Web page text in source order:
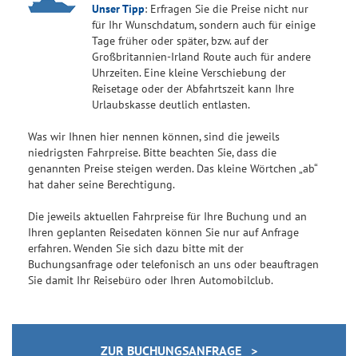
Unser Tipp: Erfragen Sie die Preise nicht nur
für Ihr Wunschdatum, sondern auch für einige
Tage früher oder später, bzw. auf der
Großbritannien-Irland Route auch für andere
Uhrzeiten. Eine kleine Verschiebung der
Reisetage oder der Abfahrtszeit kann Ihre
Urlaubskasse deutlich entlasten.
Was wir Ihnen hier nennen können, sind die jeweils
niedrigsten Fahrpreise. Bitte beachten Sie, dass die
genannten Preise steigen werden. Das kleine Wörtchen „ab“
hat daher seine Berechtigung.
Die jeweils aktuellen Fahrpreise für Ihre Buchung und an
Ihren geplanten Reisedaten können Sie nur auf Anfrage
erfahren. Wenden Sie sich dazu bitte mit der
Buchungsanfrage oder telefonisch an uns oder beauftragen
Sie damit Ihr Reisebüro oder Ihren Automobilclub.
ZUR BUCHUNGSANFRAGE >